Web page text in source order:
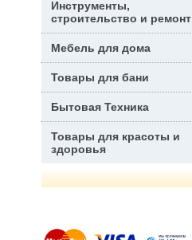
Инструменты,
строительство и ремонт
Мебель для дома
Товары для бани
Бытовая Техника
Товары для красоты и
здоровья